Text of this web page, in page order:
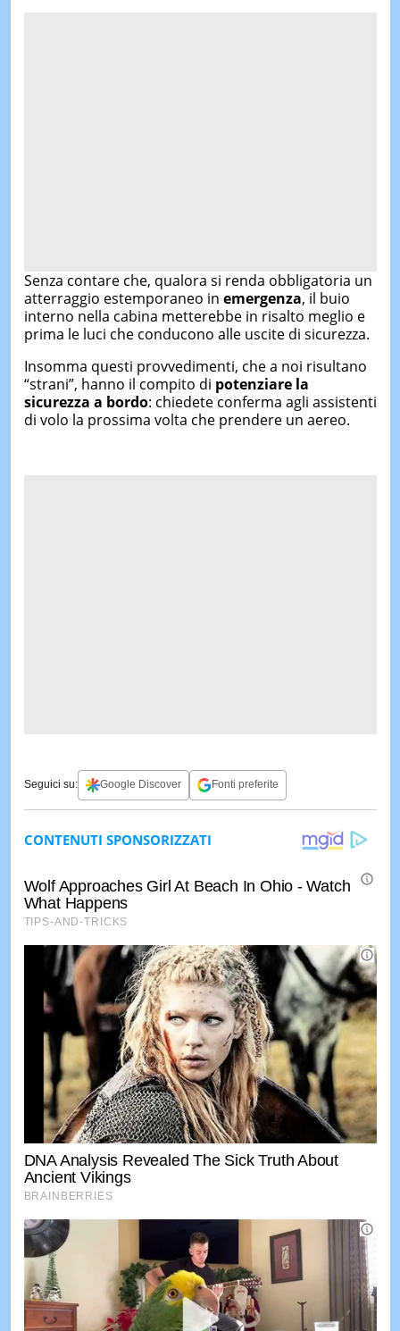
Senza contare che, qualora si renda obbligatoria un
atterraggio estemporaneo in emergenza, il buio
interno nella cabina metterebbe in risalto meglio e
prima le luci che conducono alle uscite di sicurezza.
Insomma questi provvedimenti, che a noi risultano
“strani”, hanno il compito di potenziare la
sicurezza a bordo: chiedete conferma agli assistenti
di volo la prossima volta che prendere un aereo.
Seguici su: Google Discover Fonti preferite